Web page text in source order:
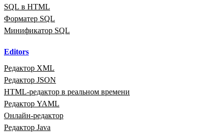
SQL в HTML
Форматер SQL
Минификатор SQL
Editors
Редактор XML
Редактор JSON
HTML‑редактор в реальном времени
Редактор YAML
Онлайн‑редактор
Редактор Java